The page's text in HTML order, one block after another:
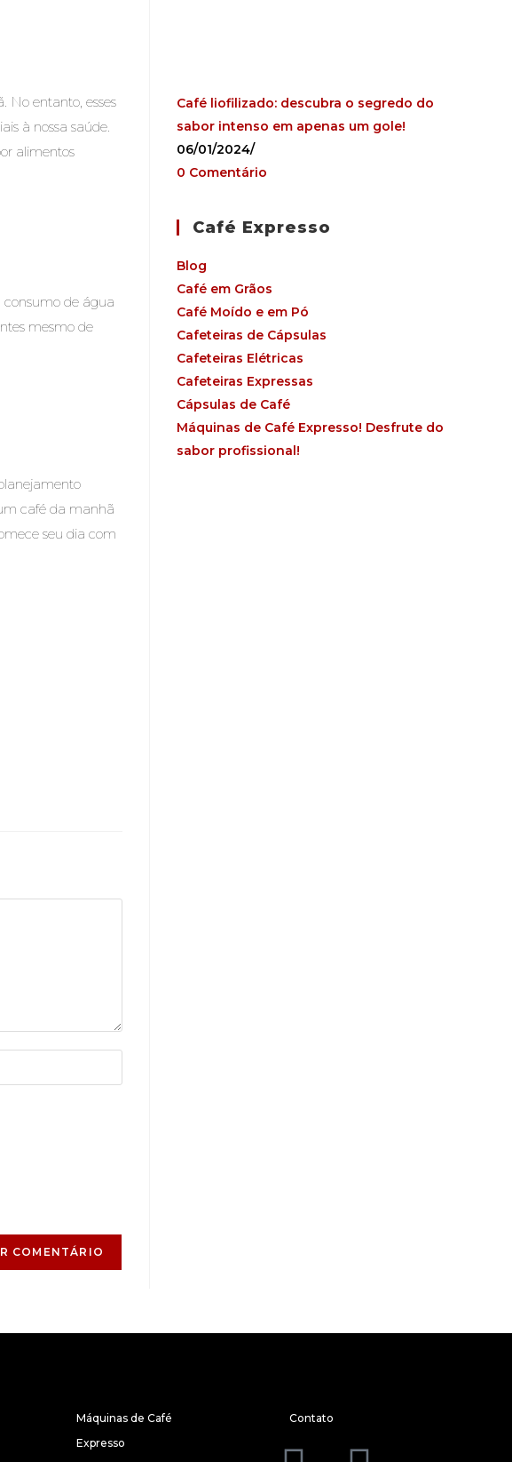
No entanto, esses
à nossa saúde.
alimentos
de água
mesmo de
café da manhã
seu dia com
Café liofilizado: descubra o segredo do
sabor intenso em apenas um gole!
06/01/2024/
0 Comentário
Café Expresso
Blog
Café em Grãos
Café Moído e em Pó
Cafeteiras de Cápsulas
Cafeteiras Elétricas
Cafeteiras Expressas
Cápsulas de Café
Máquinas de Café Expresso! Desfrute do
sabor profissional!
Máquinas de Café
Expresso
Contato